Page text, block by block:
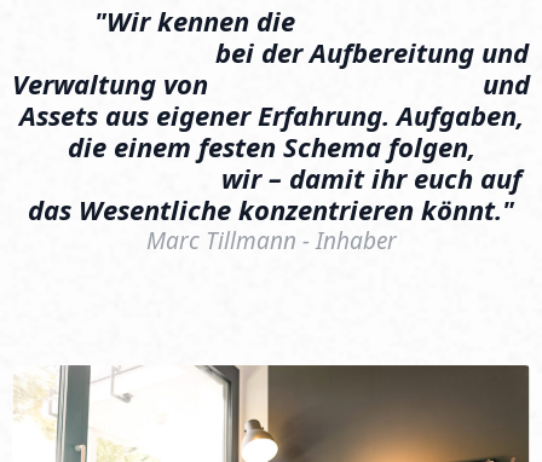
"Wir kennen die
bei der Aufbereitung und
Verwaltung von
und
Assets aus eigener Erfahrung. Aufgaben,
die einem festen Schema folgen,
wir – damit ihr euch auf
das Wesentliche konzentrieren könnt."
Marc Tillmann - Inhaber